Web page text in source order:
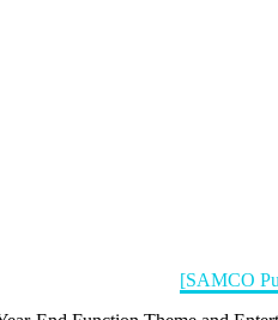
[SAMCO